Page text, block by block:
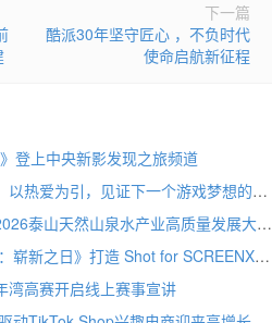
下一篇
酷派30年坚守匠心 ，不负时代
使命启航新征程
登上中央新影发现之旅频道
2026光子游戏大赛圆满收官：以热爱为引，见证下一个游戏梦想的诞生
福水通四海，好水链世界！ 2026泰山天然山泉水产业高质量发展大会圆满举行
CJ 4DPLEX 宣布：《蜘蛛侠：崭新之日》打造 Shot for SCREENX 专属版本
湾高赛开启线上赛事宣讲